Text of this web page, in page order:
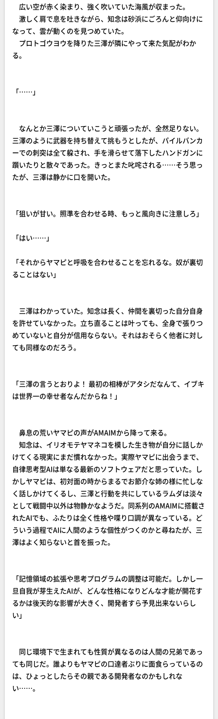
広い空が赤く染まり、強く吹いていた海風が収まった。
激しく肩で息を吐きながら、知念は砂浜にごろんと仰向けに
なって、雲が動くのを見つめていた。
プロトゴウヨウを降りた三澤が隣にやって来た気配がわか
る。
「……」
なんとか三澤についていこうと頑張ったが、全然足りない。
三澤のように武器を持ち替えて挑もうとしたが、パイルバンカ
ーでの刺突は全て躱され、手を滑らせて落下したハンドガンに
躓いたりと散々であった。きっとまた叱咤される……そう思っ
たが、三澤は静かに口を開いた。
「狙いが甘い。照準を合わせる時、もっと風向きに注意しろ」
「はい……」
「それからヤマピと呼吸を合わせることを忘れるな。奴が裏切
ることはない」
三澤はわかっていた。知念は長く、仲間を裏切った自分自身
を許せていなかった。立ち直ることは叶っても、全身で張りつ
めていないと自分が信用ならない。それはおそらく他者に対し
ても同様なのだろう。
「三澤の言うとおりよ！ 最初の相棒がアタシだなんて、イブキ
は世界一の幸せ者なんだからね！」
鼻息の荒いヤマピの声がAMAIMから降って来る。
知念は、イリオモテヤマネコを模した生き物が自分に話しか
けてくる現実にまだ慣れなかった。実際ヤマピに出会うまで、
自律思考型AIは単なる最新のソフトウェアだと思っていた。し
かしヤマピは、初対面の時からまるでお節介な姉の様に忙しな
く話しかけてくるし、三澤と行動を共にしているラムダは淡々
として戦闘中以外は物静かなようだ。同系列のAMAIMに搭載さ
れたAIでも、ふたりは全く性格や喋り口調が異なっている。ど
ういう過程でAIに人間のような個性がつくのかと尋ねたが、三
澤はよく知らないと首を振った。
「記憶領域の拡張や思考プログラムの調整は可能だ。しかし一
旦自我が芽生えたAIが、どんな性格になりどんな才能が開花す
るかは後天的な影響が大きく、開発者すら予見出来ないらし
い」
同じ環境下で生まれても性質が異なるのは人間の兄弟であっ
ても同じだ。誰よりもヤマピの口達者ぶりに面食らっているの
は、ひょっとしたらその親である開発者なのかもしれな
い……。